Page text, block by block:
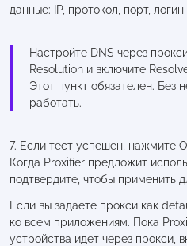
данные: IP, протокол, порт,
Настройте DNS через
Resolution и включите
Этот пункт обязателен. Без
работать.
7. Если тест успешен, нажмите
Когда Proxifier предложит
подтвердите, чтобы применить
Если вы задаете прокси как
ко всем приложениям. Пока
устройства идет через прокси,